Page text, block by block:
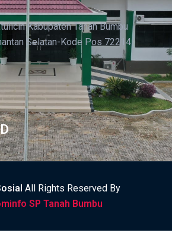
Kabupaten Tanah Bumbu
Selatan-Kode Pos 72214
All Rights Reserved By
SP Tanah Bumbu